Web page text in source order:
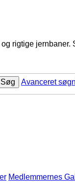
rigtige jernbaner.
Søg Avanceret
Medlemmernes